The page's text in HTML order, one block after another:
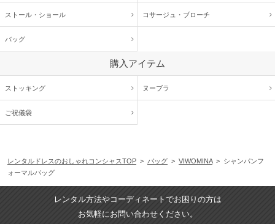
ストール・ショール コサージュ・ ブローチ
バッグ
購入アイテム
ストッキング ヌーブラ
ご祝儀袋
レンタルドレスのおしゃれコンシャスTOP > バッグ > VIWOMINA> シャンパンフ
ォーマルバッグ
レンタル方法やコーディネートでお困りの方は
お気軽にお問い合わせください。